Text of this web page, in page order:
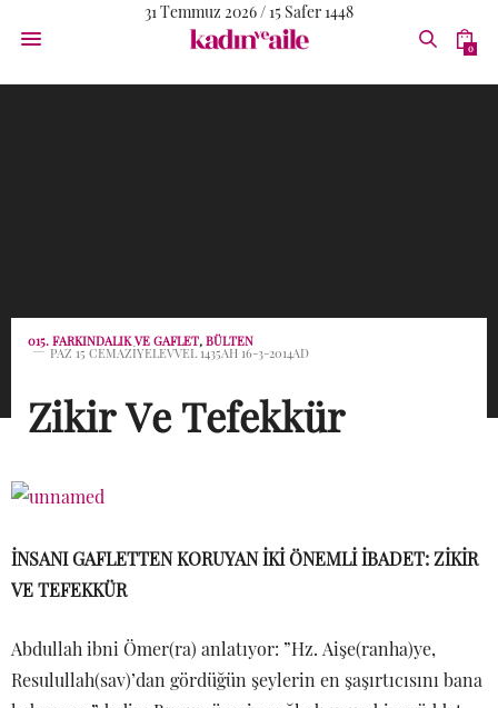
31 Temmuz 2026 / 15 Safer 1448
0
015. FARKINDALIK VE GAFLET, BÜLTEN
PAZ 15 CEMAZIYELEVVEL 1435AH 16-3-2014AD
Zikir Ve Tefekkür
İNSANI GAFLETTEN KORUYAN İKİ ÖNEMLİ İBADET: ZİKİR
VE TEFEKKÜR
Abdullah ibni Ömer(ra) anlatıyor: ”Hz. Aişe(ranha)ye,
Resulullah(sav)’dan gördüğün şeylerin en şaşırtıcısını bana